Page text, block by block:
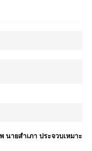
นายสำเภา ประจวบเหมาะ